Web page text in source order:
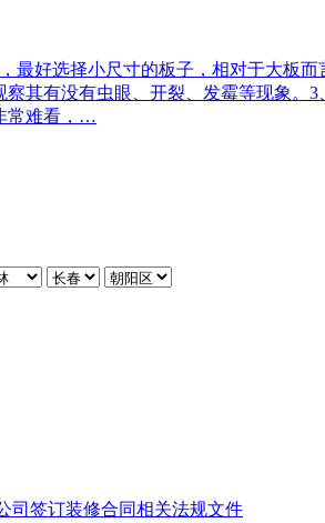
最好选择小尺寸的板子，相对于大板
其有没有虫眼、开裂、发霉等现象
常难看，…
司 签订装修合同相关法规文件